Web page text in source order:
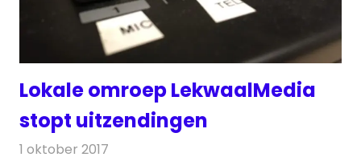
Lokale omroep LekwaalMedia
stopt uitzendingen
1 oktober 2017